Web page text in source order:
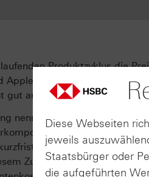
Produktzyklus die
Apple TV. Die
gut an: Die Apple‑Aktie
nennt der US‑Konzern
unter anderem
decken, was die
Zusammenhang darauf, in
Diese Webseiten
jeweils
Staatsbürger oder
die aufgeführten